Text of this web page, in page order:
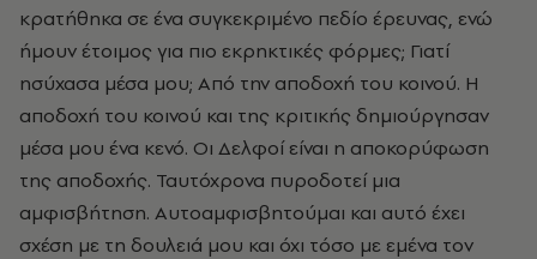
κρατήθηκα σε ένα συγκεκριμένο πεδίο έρευνας, ενώ
ήμουν έτοιμος για πιο εκρηκτικές φόρμες; Γιατί
ησύχασα μέσα μου; Από την αποδοχή του κοινού. Η
αποδοχή του κοινού και της κριτικής δημιούργησαν
μέσα μου ένα κενό. Οι Δελφοί είναι η αποκορύφωση
της αποδοχής. Ταυτόχρονα πυροδοτεί μια
αμφισβήτηση. Αυτοαμφισβητούμαι και αυτό έχει
σχέση με τη δουλειά μου και όχι τόσο με εμένα τον